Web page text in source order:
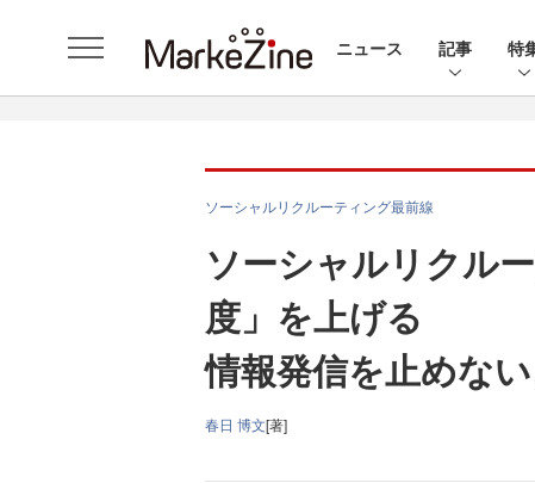
ニュース 記事 特
ソーシャルリクルーティング最前線
ソーシャルリクル
度」を上げる
情報発信を止めな
春日 博文[著]